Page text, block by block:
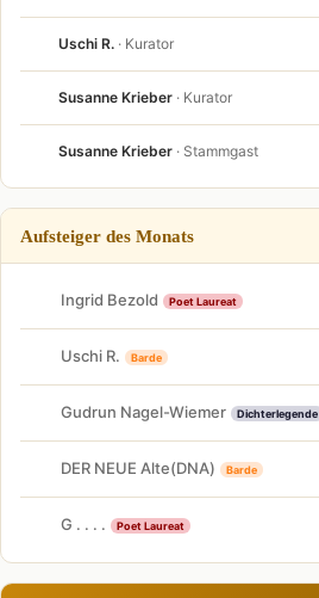
Uschi R. · Kurator
Susanne Krieber · Kurator
Susanne Krieber · Stammgast
Aufsteiger des Monats
Ingrid Bezold Poet Laureat
Uschi R. Barde
Gudrun Nagel-Wiemer Dichterlegende
DER NEUE Alte(DNA) Barde
G . . . . Poet Laureat